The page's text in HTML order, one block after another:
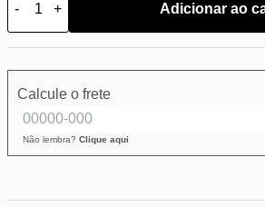
- + Adicionar ao
Calcule o frete
Não lembra? Clique aqui